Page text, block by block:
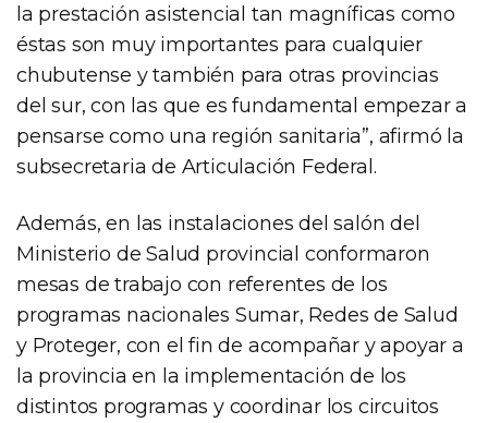
la prestación asistencial tan magníficas como
éstas son muy importantes para cualquier
chubutense y también para otras provincias
del sur, con las que es fundamental empezar a
pensarse como una región sanitaria”, afirmó la
subsecretaria de Articulación Federal.
Además, en las instalaciones del salón del
Ministerio de Salud provincial conformaron
mesas de trabajo con referentes de los
programas nacionales Sumar, Redes de Salud
y Proteger, con el fin de acompañar y apoyar a
la provincia en la implementación de los
distintos programas y coordinar los circuitos